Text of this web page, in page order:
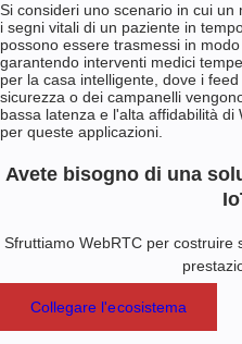
Si consideri uno scenario in cui
i segni vitali di un paziente in
possono essere trasmessi in
garantendo interventi medici
per la casa intelligente, dove i
sicurezza o dei campanelli
bassa latenza e l'alta affidabilità
per queste applicazioni.
Avete bisogno di una
Sfruttiamo WebRTC per costruire
Collegare l'ecosistema